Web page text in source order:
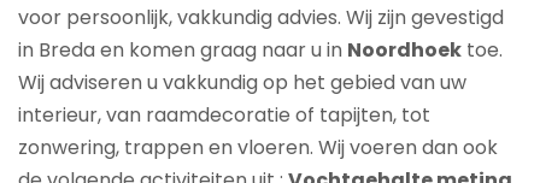
voor persoonlijk, vakkundig advies. Wij zijn gevestigd
in Breda en komen graag naar u in Noordhoek toe.
Wij adviseren u vakkundig op het gebied van uw
interieur, van raamdecoratie of tapijten, tot
zonwering, trappen en vloeren. Wij voeren dan ook